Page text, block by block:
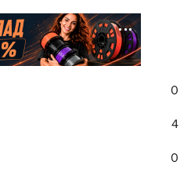
0
4
0